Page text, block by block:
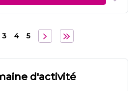
3 4 5
d'activité